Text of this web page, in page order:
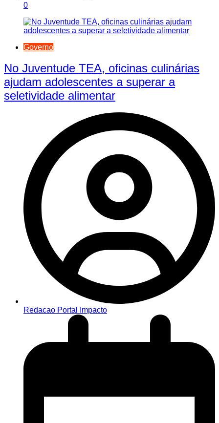
0
Governo
No Juventude TEA, oficinas culinárias
ajudam adolescentes a superar a
seletividade alimentar
Redacao Portal Impacto